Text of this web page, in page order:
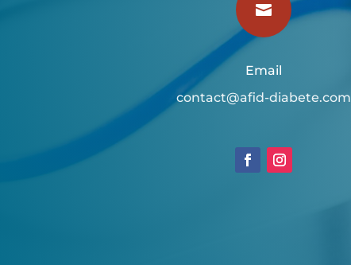

Email
contact@afid-diabete.com